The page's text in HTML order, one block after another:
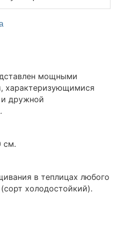
мощными
характеризующимися
дружной
см.
в теплицах любого
холодостойкий).